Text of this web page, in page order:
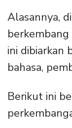
Alasannya,
berkembang
ini dibiarkan
bahasa,
Berikut ini